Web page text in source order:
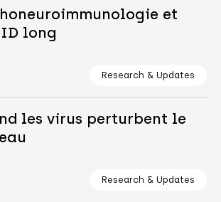
et
long
Research & Updates
les virus perturbent le
Research & Updates